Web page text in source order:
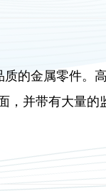
的金属零件。
，并带有大量